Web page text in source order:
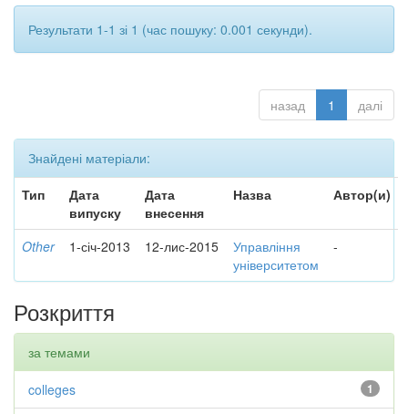
Результати 1-1 зі 1 (час пошуку: 0.001 секунди).
назад 1 далі
Знайдені матеріали:
Тип
Дата
випуску
Дата
внесення
Назва Автор(и)
Other 1-січ-2013 12-лис-2015
Управління
університетом
-
Розкриття
за темами
1
colleges